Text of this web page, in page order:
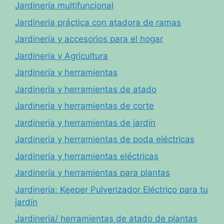
Jardinería multifuncional
Jardinería práctica con atadora de ramas
Jardinería y accesorios para el hogar
Jardinería y Agricultura
Jardinería y herramientas
Jardinería y herramientas de atado
Jardinería y herramientas de corte
Jardinería y herramientas de jardín
Jardinería y herramientas de poda eléctricas
Jardinería y herramientas eléctricas
Jardinería y herramientas para plantas
Jardinería: Keeper Pulverizador Eléctrico para tu
jardín
Jardinería/ herramientas de atado de plantas